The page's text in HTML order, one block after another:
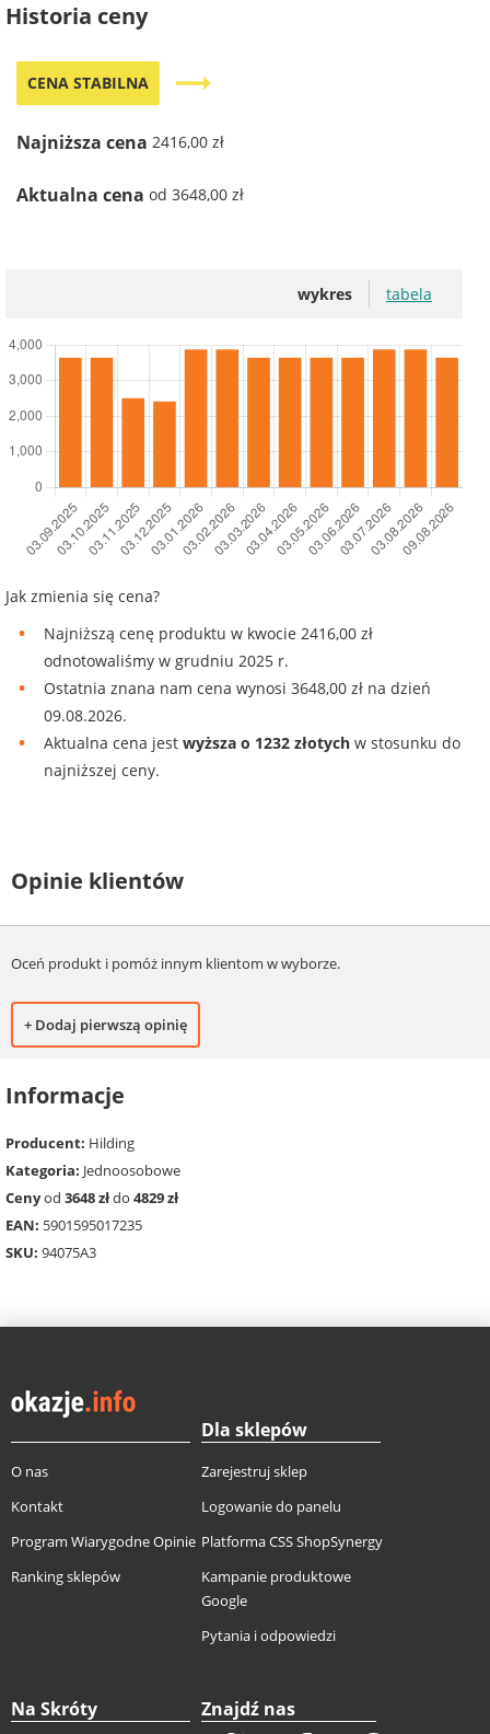
Historia ceny
CENA STABILNA trending_flat
Najniższa cena 2416,00 zł
Aktualna cena od 3648,00 zł
wykres tabela
Jak zmienia się cena?
Najniższą cenę produktu w kwocie 2416,00 zł
odnotowaliśmy w grudniu 2025 r.
Ostatnia znana nam cena wynosi 3648,00 zł na dzień
09.08.2026.
Aktualna cena jest wyższa o 1232 złotych w stosunku do
najniższej ceny.
Opinie klientów
Oceń produkt i pomóż innym klientom w wyborze.
+ Dodaj pierwszą opinię
Informacje
Producent: Hilding
Kategoria: Jednoosobowe
Cenyod 3648 złdo 4829 zł
EAN: 5901595017235
SKU: 94075A3
O nas
Kontakt
Program Wiarygodne Opinie
Ranking sklepów
Dla sklepów
Zarejestruj sklep
Logowanie do panelu
Platforma CSS ShopSynergy
Kampanie produktowe
Google
Pytania i odpowiedzi
Na Skróty Znajdź nas